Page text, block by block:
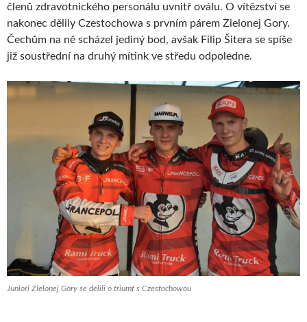
členů zdravotnického personálu uvnitř oválu. O vítězství se
nakonec dělily Czestochowa s prvním párem Zielonej Gory.
Čechům na ně scházel jediný bod, avšak Filip Šitera se spíše
již soustřední na druhý mítink ve středu odpoledne.
Junioři Zielonej Gory se dělili o triumf s Czestochowou